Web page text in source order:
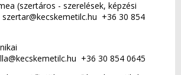
(szertáros - szerelések, képzési
+36 30 854
+36 30 854 0645